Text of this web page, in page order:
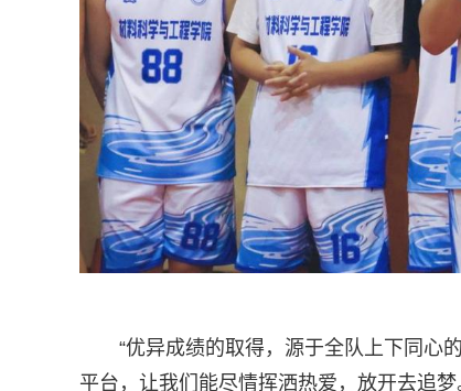
“优异成绩的取得，源于全队上下同心
平台，让我们能尽情挥洒热爱，放开去追梦